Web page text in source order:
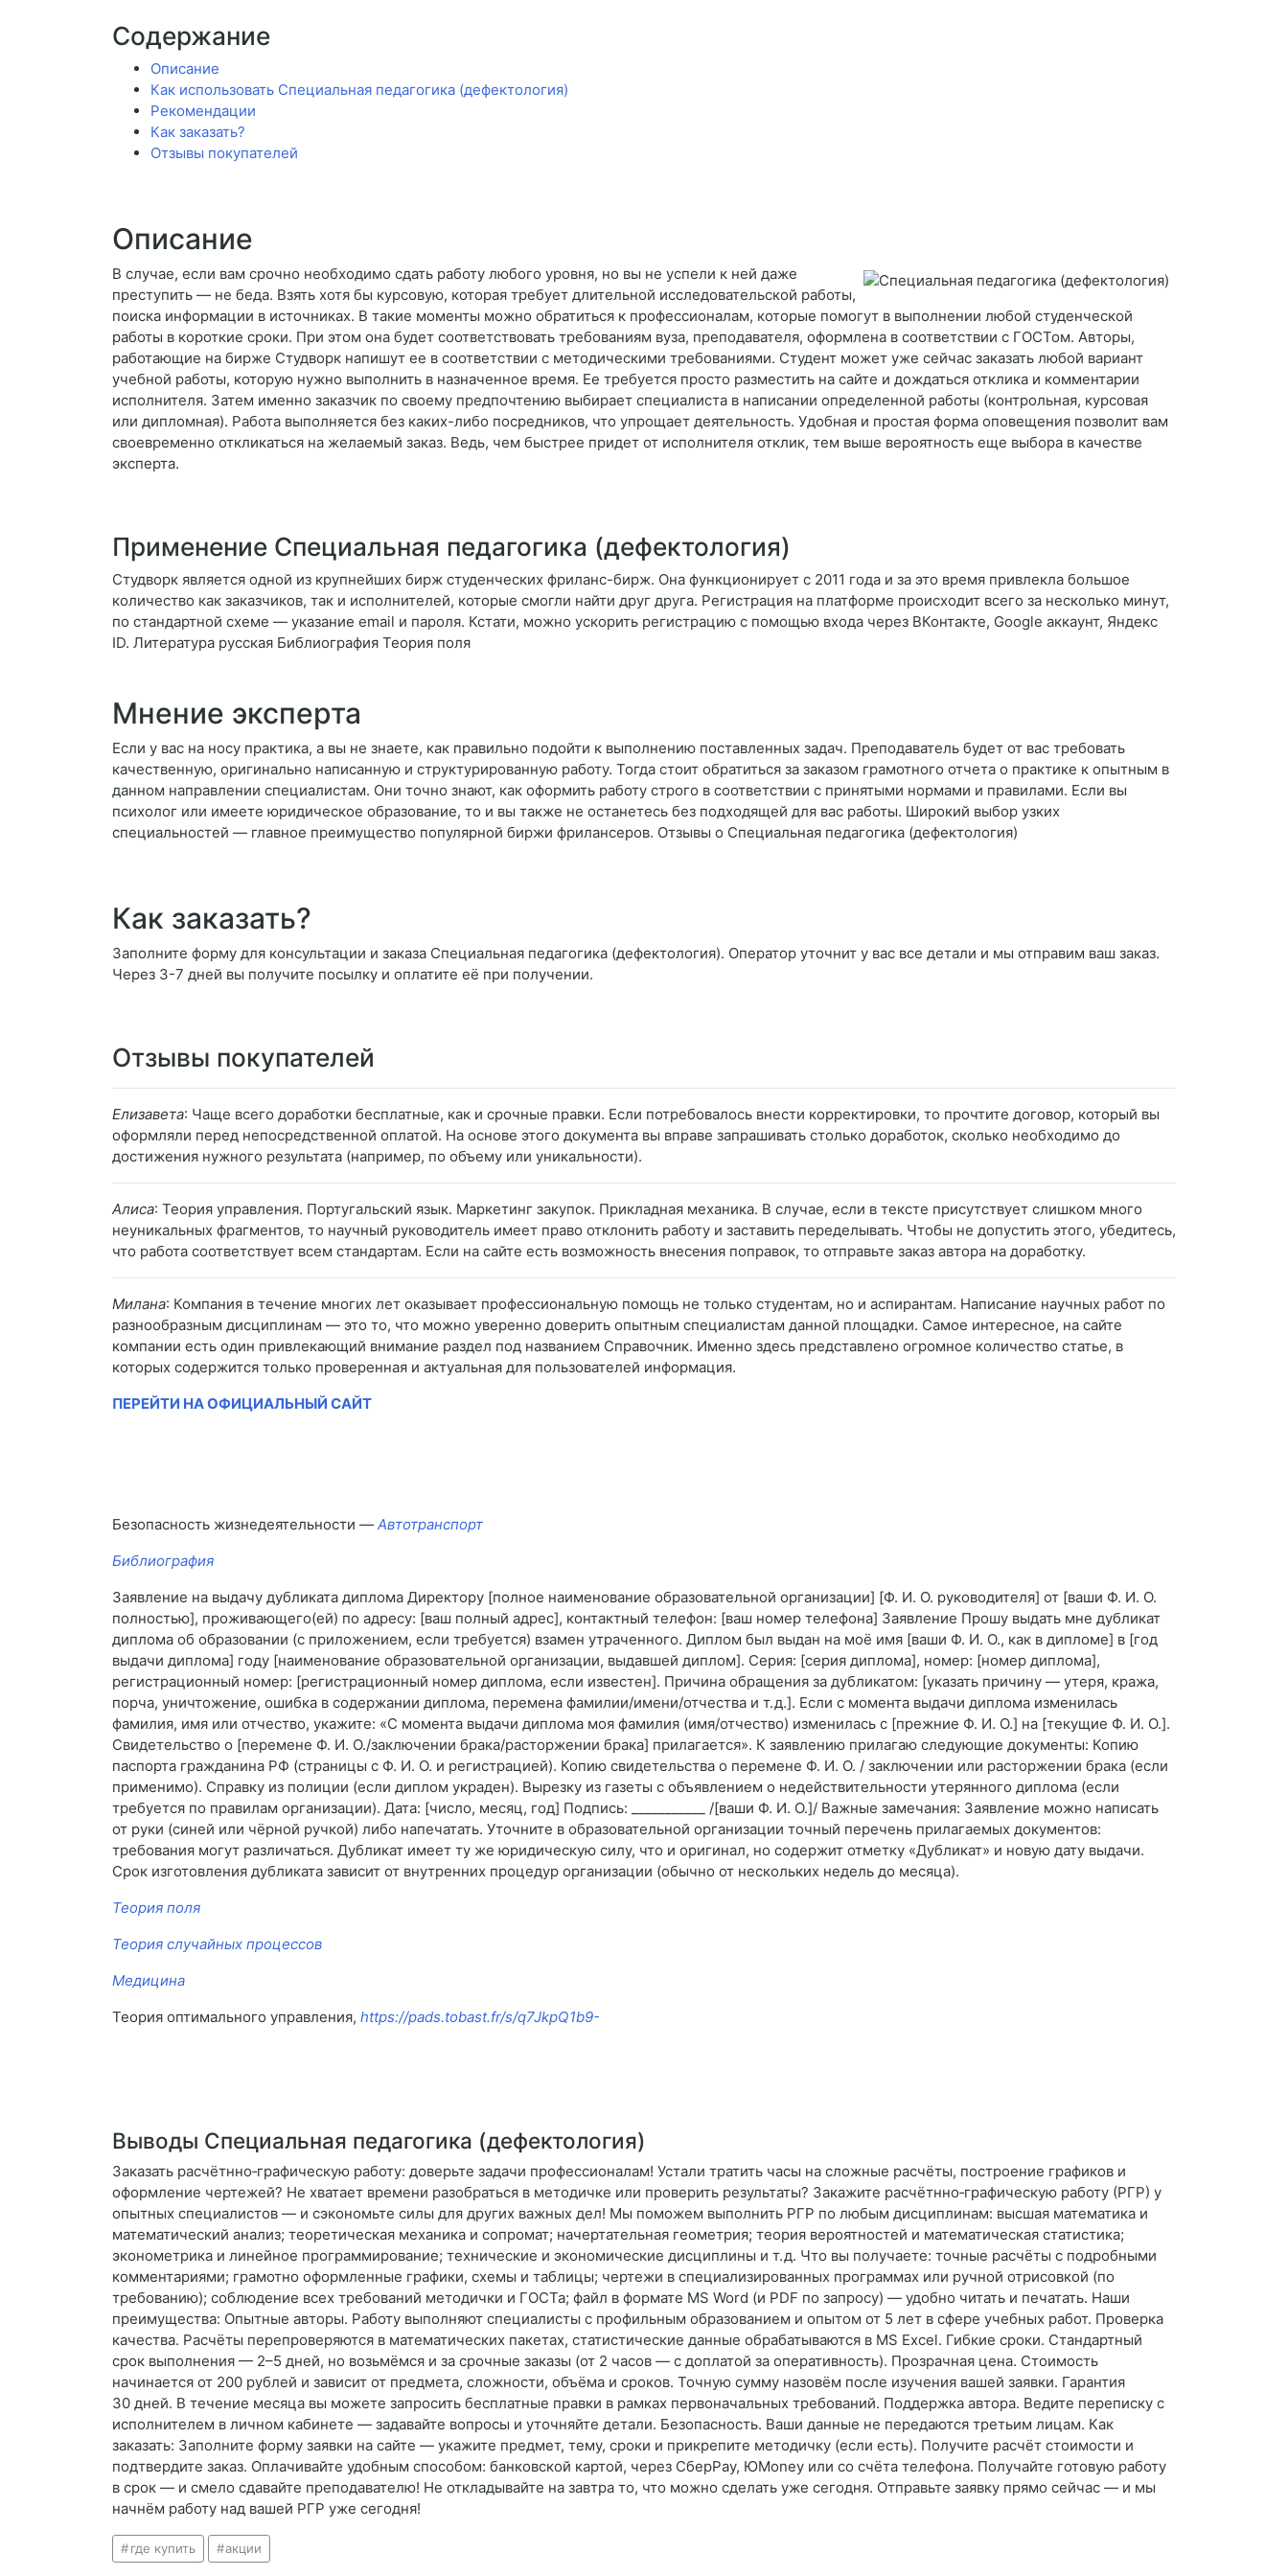
Содержание
Описание
Как использовать Специальная педагогика (дефектология)
Рекомендации
Как заказать?
Отзывы покупателей
Описание
В случае, если вам срочно необходимо сдать работу любого уровня, но вы не успели к ней даже
преступить — не беда. Взять хотя бы курсовую, которая требует длительной исследовательской работы,
поиска информации в источниках. В такие моменты можно обратиться к профессионалам, которые помогут в выполнении любой студенческой
работы в короткие сроки. При этом она будет соответствовать требованиям вуза, преподавателя, оформлена в соответствии с ГОСТом. Авторы,
работающие на бирже Студворк напишут ее в соответствии с методическими требованиями. Студент может уже сейчас заказать любой вариант
учебной работы, которую нужно выполнить в назначенное время. Ее требуется просто разместить на сайте и дождаться отклика и комментарии
исполнителя. Затем именно заказчик по своему предпочтению выбирает специалиста в написании определенной работы (контрольная, курсовая
или дипломная). Работа выполняется без каких-либо посредников, что упрощает деятельность. Удобная и простая форма оповещения позволит вам
своевременно откликаться на желаемый заказ. Ведь, чем быстрее придет от исполнителя отклик, тем выше вероятность еще выбора в качестве
эксперта.
Применение Специальная педагогика (дефектология)
Студворк является одной из крупнейших бирж студенческих фриланс-бирж. Она функционирует с 2011 года и за это время привлекла большое
количество как заказчиков, так и исполнителей, которые смогли найти друг друга. Регистрация на платформе происходит всего за несколько минут,
по стандартной схеме — указание email и пароля. Кстати, можно ускорить регистрацию с помощью входа через ВКонтакте, Google аккаунт, Яндекс
ID. Литература русская Библиография Теория поля
Мнение эксперта
Если у вас на носу практика, а вы не знаете, как правильно подойти к выполнению поставленных задач. Преподаватель будет от вас требовать
качественную, оригинально написанную и структурированную работу. Тогда стоит обратиться за заказом грамотного отчета о практике к опытным в
данном направлении специалистам. Они точно знают, как оформить работу строго в соответствии с принятыми нормами и правилами. Если вы
психолог или имеете юридическое образование, то и вы также не останетесь без подходящей для вас работы. Широкий выбор узких
специальностей — главное преимущество популярной биржи фрилансеров. Отзывы о Специальная педагогика (дефектология)
Как заказать?
Заполните форму для консультации и заказа Специальная педагогика (дефектология). Оператор уточнит у вас все детали и мы отправим ваш заказ.
Через 3-7 дней вы получите посылку и оплатите её при получении.
Отзывы покупателей
Елизавета: Чаще всего доработки бесплатные, как и срочные правки. Если потребовалось внести корректировки, то прочтите договор, который вы
оформляли перед непосредственной оплатой. На основе этого документа вы вправе запрашивать столько доработок, сколько необходимо до
достижения нужного результата (например, по объему или уникальности).
Алиса: Теория управления. Португальский язык. Маркетинг закупок. Прикладная механика. В случае, если в тексте присутствует слишком много
неуникальных фрагментов, то научный руководитель имеет право отклонить работу и заставить переделывать. Чтобы не допустить этого, убедитесь,
что работа соответствует всем стандартам. Если на сайте есть возможность внесения поправок, то отправьте заказ автора на доработку.
Милана: Компания в течение многих лет оказывает профессиональную помощь не только студентам, но и аспирантам. Написание научных работ по
разнообразным дисциплинам — это то, что можно уверенно доверить опытным специалистам данной площадки. Самое интересное, на сайте
компании есть один привлекающий внимание раздел под названием Справочник. Именно здесь представлено огромное количество статье, в
которых содержится только проверенная и актуальная для пользователей информация.
ПЕРЕЙТИ НА ОФИЦИАЛЬНЫЙ САЙТ
Безопасность жизнедеятельности — Автотранспорт
Библиография
Заявление на выдачу дубликата диплома Директору [полное наименование образовательной организации] [Ф. И. О. руководителя] от [ваши Ф. И. О.
полностью], проживающего(ей) по адресу: [ваш полный адрес], контактный телефон: [ваш номер телефона] Заявление Прошу выдать мне дубликат
диплома об образовании (с приложением, если требуется) взамен утраченного. Диплом был выдан на моё имя [ваши Ф. И. О., как в дипломе] в [год
выдачи диплома] году [наименование образовательной организации, выдавшей диплом]. Серия: [серия диплома], номер: [номер диплома],
регистрационный номер: [регистрационный номер диплома, если известен]. Причина обращения за дубликатом: [указать причину — утеря, кража,
порча, уничтожение, ошибка в содержании диплома, перемена фамилии/имени/отчества и т. д.]. Если с момента выдачи диплома изменилась
фамилия, имя или отчество, укажите: «С момента выдачи диплома моя фамилия (имя/отчество) изменилась с [прежние Ф. И. О.] на [текущие Ф. И. О.].
Свидетельство о [перемене Ф. И. О./заключении брака/расторжении брака] прилагается». К заявлению прилагаю следующие документы: Копию
паспорта гражданина РФ (страницы с Ф. И. О. и регистрацией). Копию свидетельства о перемене Ф. И. О. / заключении или расторжении брака (если
применимо). Справку из полиции (если диплом украден). Вырезку из газеты с объявлением о недействительности утерянного диплома (если
требуется по правилам организации). Дата: [число, месяц, год] Подпись: ___________ /[ваши Ф. И. О.]/ Важные замечания: Заявление можно написать
от руки (синей или чёрной ручкой) либо напечатать. Уточните в образовательной организации точный перечень прилагаемых документов:
требования могут различаться. Дубликат имеет ту же юридическую силу, что и оригинал, но содержит отметку «Дубликат» и новую дату выдачи.
Срок изготовления дубликата зависит от внутренних процедур организации (обычно от нескольких недель до месяца).
Теория поля
Теория случайных процессов
Медицина
Теория оптимального управления, https://pads.tobast.fr/s/q7JkpQ1b9-
Выводы Специальная педагогика (дефектология)
Заказать расчётнно‑графическую работу: доверьте задачи профессионалам! Устали тратить часы на сложные расчёты, построение графиков и
оформление чертежей? Не хватает времени разобраться в методичке или проверить результаты? Закажите расчётнно‑графическую работу (РГР) у
опытных специалистов — и сэкономьте силы для других важных дел! Мы поможем выполнить РГР по любым дисциплинам: высшая математика и
математический анализ; теоретическая механика и сопромат; начертательная геометрия; теория вероятностей и математическая статистика;
эконометрика и линейное программирование; технические и экономические дисциплины и т. д. Что вы получаете: точные расчёты с подробными
комментариями; грамотно оформленные графики, схемы и таблицы; чертежи в специализированных программах или ручной отрисовкой (по
требованию); соблюдение всех требований методички и ГОСТа; файл в формате MS Word (и PDF по запросу) — удобно читать и печатать. Наши
преимущества: Опытные авторы. Работу выполняют специалисты с профильным образованием и опытом от 5 лет в сфере учебных работ. Проверка
качества. Расчёты перепроверяются в математических пакетах, статистические данные обрабатываются в MS Excel. Гибкие сроки. Стандартный
срок выполнения — 2–5 дней, но возьмёмся и за срочные заказы (от 2 часов — с доплатой за оперативность). Прозрачная цена. Стоимость
начинается от 200 рублей и зависит от предмета, сложности, объёма и сроков. Точную сумму назовём после изучения вашей заявки. Гарантия
30 дней. В течение месяца вы можете запросить бесплатные правки в рамках первоначальных требований. Поддержка автора. Ведите переписку с
исполнителем в личном кабинете — задавайте вопросы и уточняйте детали. Безопасность. Ваши данные не передаются третьим лицам. Как
заказать: Заполните форму заявки на сайте — укажите предмет, тему, сроки и прикрепите методичку (если есть). Получите расчёт стоимости и
подтвердите заказ. Оплачивайте удобным способом: банковской картой, через СберPay, ЮMoney или со счёта телефона. Получайте готовую работу
в срок — и смело сдавайте преподавателю! Не откладывайте на завтра то, что можно сделать уже сегодня. Отправьте заявку прямо сейчас — и мы
начнём работу над вашей РГР уже сегодня!
где купить акции